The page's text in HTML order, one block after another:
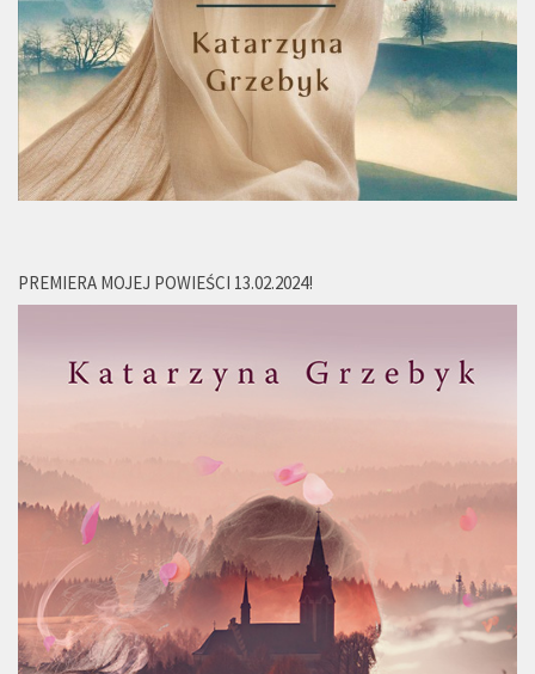
PREMIERA MOJEJ POWIEŚCI 13.02.2024!